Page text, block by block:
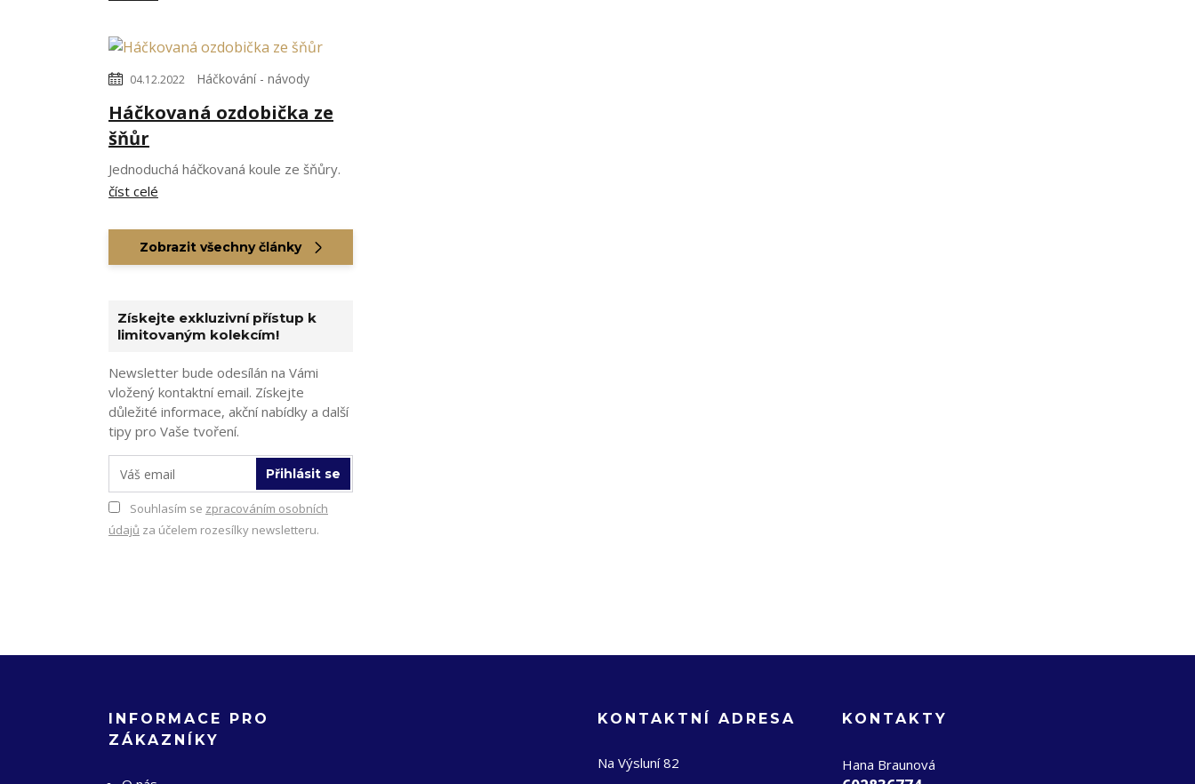
04.12.2022 Háčkování - návody
Háčkovaná ozdobička ze
šňůr
Jednoduchá háčkovaná koule ze šňůry.
číst celé
Zobrazit všechny články
Získejte exkluzivní přístup k
limitovaným kolekcím!
Newsletter bude odesílán na Vámi
vložený kontaktní email. Získejte
důležité informace, akční nabídky a další
tipy pro Vaše tvoření.
Přihlásit se
Souhlasím se zpracováním osobních
údajů za účelem rozesílky newsletteru.
INFORMACE PRO
ZÁKAZNÍKY
KONTAKTNÍ ADRESA
Na Výsluní 82
KONTAKTY
Hana Braunová